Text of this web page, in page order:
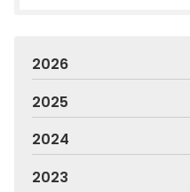
2026
2025
2024
2023